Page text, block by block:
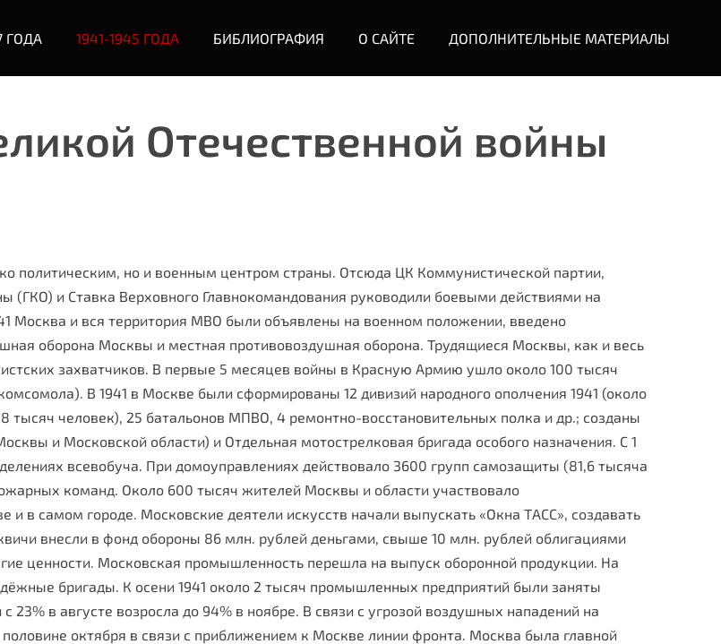
ГОДА 1941-1945 ГОДА БИБЛИОГРАФИЯ О САЙТЕ ДОПОЛНИТЕЛЬНЫЕ МАТЕРИАЛЫ
Отечественной войны
политическим, но и военным центром страны. Отсюда ЦК Коммунистической партии,
(ГКО) и Ставка Верховного Главнокомандования руководили боевы­ми действиями на
Москва и вся территория МВО были объ­явлены на военном положении, введено
оборона Москвы и ме­стная противовоздушная оборона. Тру­дящиеся Москвы, как и весь
захватчиков. В первые 5 месяцев войны в Красную Армию ушло около 100 тысяч
В 1941 в Москве были сформированы 12 дивизий народного ополчения 1941 (около
тысяч человек), 25 батальонов МПВО, 4 ремонтно-восстановительных полка и др.; созданы
и Московской области) и Отдельная мотострелковая бри­гада особого назначения. С 1
всевобуча. При домоуправлениях действовало 3600 групп самозащиты (81,6 тысяча
команд. Около 600 тысяч жителей Москвы и области уча­ствовало
и в самом городе. Московские деятели искусств начали выпускать «Окна ТАСС», создавать
внесли в фонд обороны 86 млн. рублей деньгами, свыше 10 млн. рублей облигациями
ценности. Московская промышленность перешла на выпуск оборонной продукции. На
бригады. К осени 1941 около 2 тысяч промышленных предприятий были заняты
в августе возросла до 94% в ноябре. В связи с угрозой воздушных нападений на
ок­тября в связи с приближением к Москве линии фронта. Москва была главной